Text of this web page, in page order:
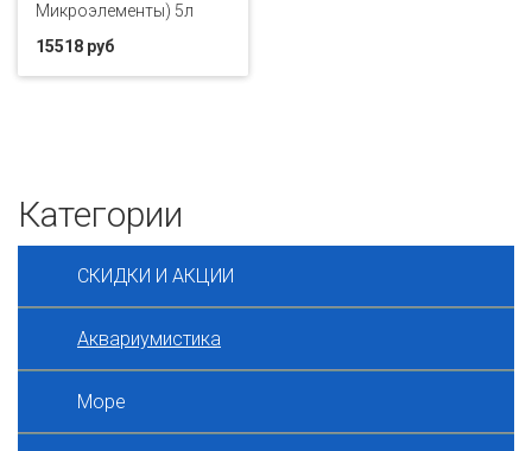
Микроэлементы) 5л
15518 руб
Категории
СКИДКИ И АКЦИИ
Аквариумистика
Море